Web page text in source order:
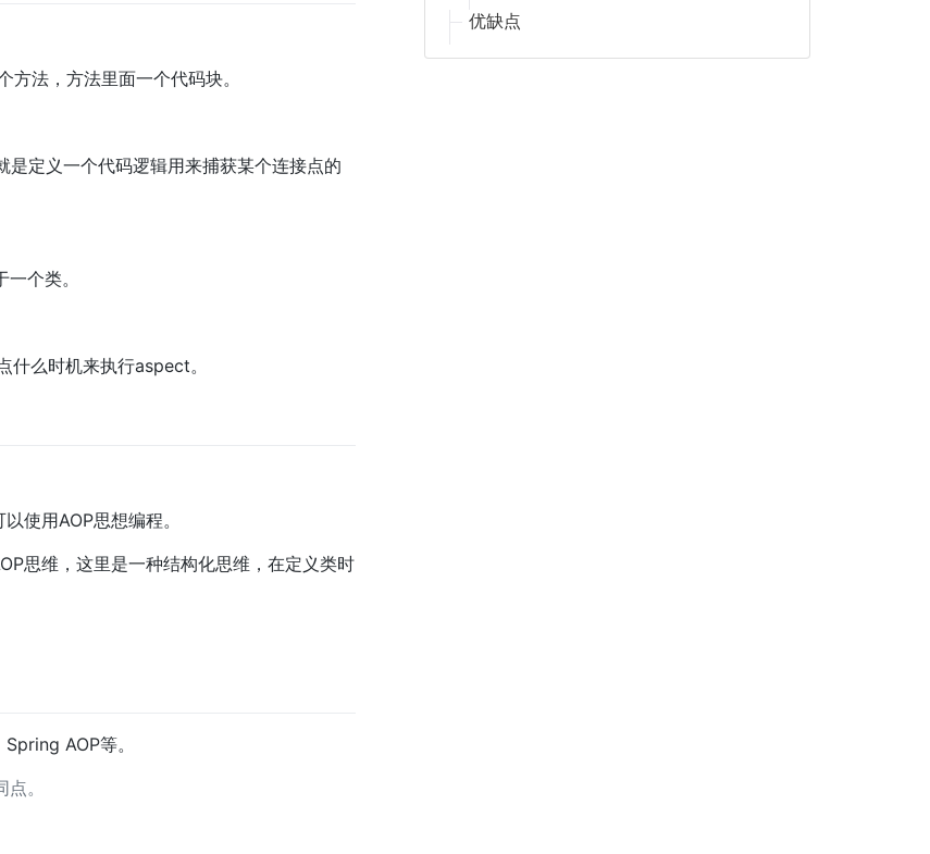
法，方法里面一个代码块。
定义一个代码逻辑用来捕获某个连接点的
个类。
么时机来执行aspect。
使用AOP思想编程。
思维，这里是一种结构化思维，在定义类时
AOP等。
。
优缺点